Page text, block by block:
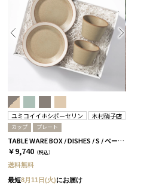
ユミコイイホシポーセリン 木村硝子店
カップ プレート
TABLE WARE BOX / DISHES / S / ベージュ［イイホシユミコ×木村硝子店］
￥9,740 （税込）
送料無料
最短8月11日(火)にお届け